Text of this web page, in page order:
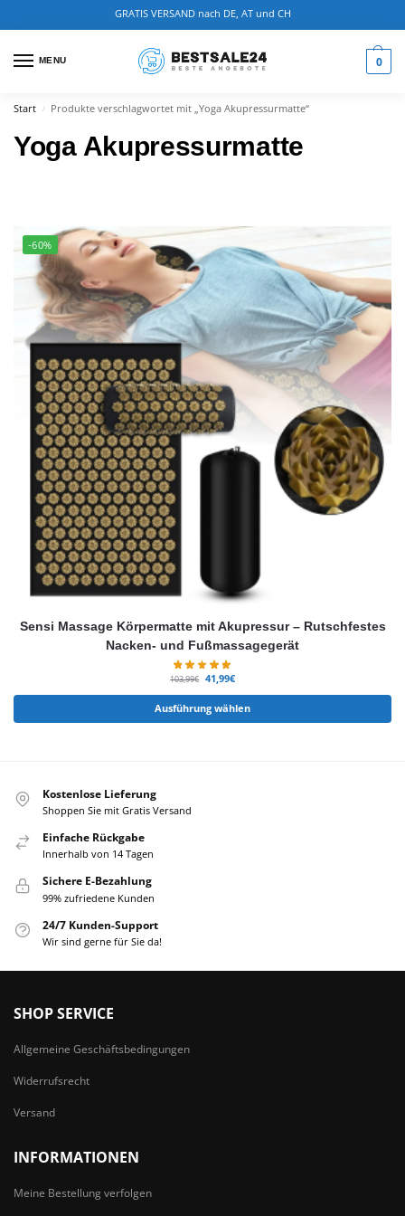
GRATIS VERSAND nach DE, AT und CH
MENU 0
Start / Produkte verschlagwortet mit „Yoga Akupressurmatte“
Yoga Akupressurmatte
-60%
Sensi Massage Körpermatte mit Akupressur – Rutschfestes
Nacken- und Fußmassagegerät
103,99€ 41,99€
Ausführung wählen
Kostenlose Lieferung
Shoppen Sie mit Gratis Versand
Einfache Rückgabe
Innerhalb von 14 Tagen
Sichere E-Bezahlung
99% zufriedene Kunden
24/7 Kunden-Support
Wir sind gerne für Sie da!
SHOP SERVICE
Allgemeine Geschäftsbedingungen
Widerrufsrecht
Versand
INFORMATIONEN
Meine Bestellung verfolgen